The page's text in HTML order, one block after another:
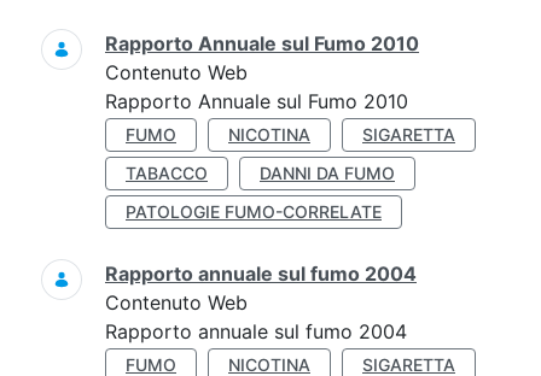
Rapporto Annuale sul Fumo 2010
Contenuto Web
Rapporto Annuale sul Fumo 2010
FUMO NICOTINA
SIGARETTA
TABACCO
DANNI DA FUMO
PATOLOGIE FUMO-CORRELATE
Rapporto annuale sul fumo 2004
Contenuto Web
Rapporto annuale sul fumo 2004
FUMO NICOTINA
SIGARETTA